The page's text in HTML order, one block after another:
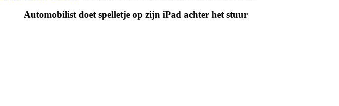
Automobilist doet spelletje op zijn iPad achter het stuur